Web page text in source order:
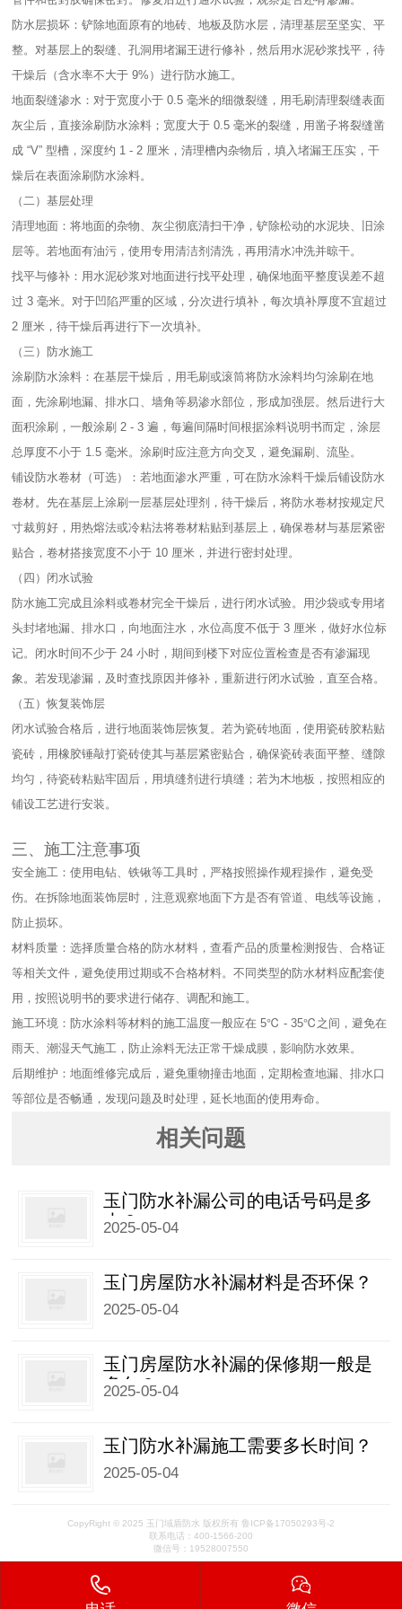
防水层损坏：铲除地面原有的地砖、地板及防水层，清理基层至坚实、平
整。对基层上的裂缝、孔洞用堵漏王进行修补，然后用水泥砂浆找平，待
干燥后（含水率不大于 9%）进行防水施工。​
地面裂缝渗水：对于宽度小于 0.5 毫米的细微裂缝，用毛刷清理裂缝表面
灰尘后，直接涂刷防水涂料；宽度大于 0.5 毫米的裂缝，用凿子将裂缝凿
成 “V” 型槽，深度约 1 - 2 厘米，清理槽内杂物后，填入堵漏王压实，干
燥后在表面涂刷防水涂料。​
（二）基层处理​
清理地面：将地面的杂物、灰尘彻底清扫干净，铲除松动的水泥块、旧涂
层等。若地面有油污，使用专用清洁剂清洗，再用清水冲洗并晾干。​
找平与修补：用水泥砂浆对地面进行找平处理，确保地面平整度误差不超
过 3 毫米。对于凹陷严重的区域，分次进行填补，每次填补厚度不宜超过
2 厘米，待干燥后再进行下一次填补。​
（三）防水施工​
涂刷防水涂料：在基层干燥后，用毛刷或滚筒将防水涂料均匀涂刷在地
面，先涂刷地漏、排水口、墙角等易渗水部位，形成加强层。然后进行大
面积涂刷，一般涂刷 2 - 3 遍，每遍间隔时间根据涂料说明书而定，涂层
总厚度不小于 1.5 毫米。涂刷时应注意方向交叉，避免漏刷、流坠。​
铺设防水卷材（可选）：若地面渗水严重，可在防水涂料干燥后铺设防水
卷材。先在基层上涂刷一层基层处理剂，待干燥后，将防水卷材按规定尺
寸裁剪好，用热熔法或冷粘法将卷材粘贴到基层上，确保卷材与基层紧密
贴合，卷材搭接宽度不小于 10 厘米，并进行密封处理。​
（四）闭水试验​
防水施工完成且涂料或卷材完全干燥后，进行闭水试验。用沙袋或专用堵
头封堵地漏、排水口，向地面注水，水位高度不低于 3 厘米，做好水位标
记。闭水时间不少于 24 小时，期间到楼下对应位置检查是否有渗漏现
象。若发现渗漏，及时查找原因并修补，重新进行闭水试验，直至合格。​
（五）恢复装饰层​
闭水试验合格后，进行地面装饰层恢复。若为瓷砖地面，使用瓷砖胶粘贴
瓷砖，用橡胶锤敲打瓷砖使其与基层紧密贴合，确保瓷砖表面平整、缝隙
均匀，待瓷砖粘贴牢固后，用填缝剂进行填缝；若为木地板，按照相应的
铺设工艺进行安装。​
三、施工注意事项​
安全施工：使用电钻、铁锹等工具时，严格按照操作规程操作，避免受
伤。在拆除地面装饰层时，注意观察地面下方是否有管道、电线等设施，
防止损坏。​
材料质量：选择质量合格的防水材料，查看产品的质量检测报告、合格证
等相关文件，避免使用过期或不合格材料。不同类型的防水材料应配套使
用，按照说明书的要求进行储存、调配和施工。​
施工环境：防水涂料等材料的施工温度一般应在 5℃ - 35℃之间，避免在
雨天、潮湿天气施工，防止涂料无法正常干燥成膜，影响防水效果。​
后期维护：地面维修完成后，避免重物撞击地面，定期检查地漏、排水口
等部位是否畅通，发现问题及时处理，延长地面的使用寿命。
相关问题
玉门防水补漏公司的电话号码是多
少？
2025-05-04
玉门房屋防水补漏材料是否环保？
2025-05-04
玉门房屋防水补漏的保修期一般是
多久？
2025-05-04
玉门防水补漏施工需要多长时间？
2025-05-04
CopyRight © 2025 玉门域盾防水 版权所有 鲁ICP备17050293号-2
联系电话：400-1566-200
微信号：19528007550